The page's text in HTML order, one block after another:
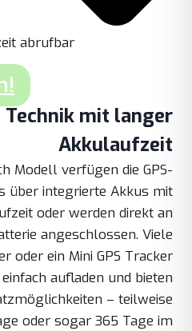
abrufbar
Technik mit langer
Akkulaufzeit
Modell verfügen die GPS-
über integrierte Akkus mit
oder werden direkt an
angeschlossen. Viele
oder ein Mini GPS Tracker
aufladen und bieten
– teilweise
oder sogar 365 Tage im